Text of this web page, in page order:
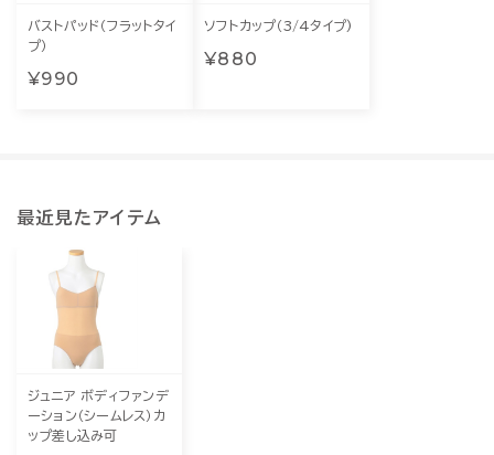
バストパッド（フラットタイ
プ）
¥990
ソフトカップ（3/4タイプ)
¥880
最近見たアイテム
ジュニア ボディファンデ
ーション（シームレス）カ
ップ差し込み可